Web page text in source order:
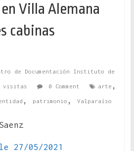
Villa Alemana
cabinas
de Documentación Instituto de
visitas 0 Comment arte ,
, patrimonio , Valparaíso
27/05/2021